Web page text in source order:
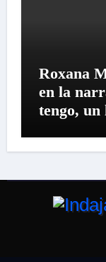
Roxana
en la
tengo, un